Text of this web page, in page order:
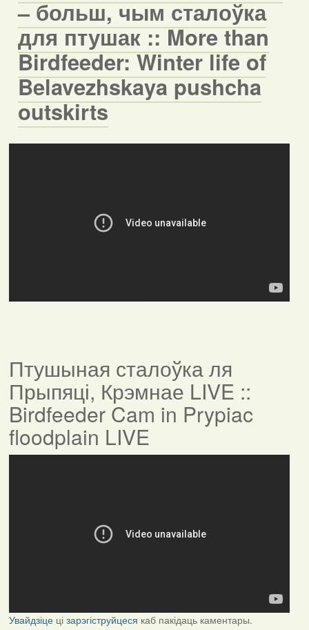
– больш, чым сталоўка
для птушак :: More than
Birdfeeder: Winter life of
Belavezhskaya pushcha
outskirts
Птушыная сталоўка ля
Прыпяці, Крэмнае LIVE ::
Birdfeeder Cam in Prypiac
floodplain LIVE
Увайдзіцеці зарэгіструйцеся каб пакідаць каментары.